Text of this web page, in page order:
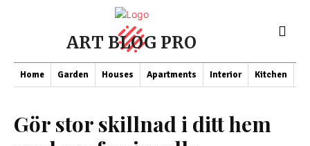
ART BLOG PRO
Home Garden Houses Apartments Interior Kitchen
Gör stor skillnad i ditt hem